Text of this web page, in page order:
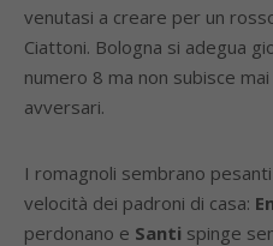
venutasi a creare per un
Ciattoni. Bologna si adegua
numero 8 ma non subisce
avversari.
I romagnoli sembrano
velocità dei padroni di casa:
perdonano e Santi spinge